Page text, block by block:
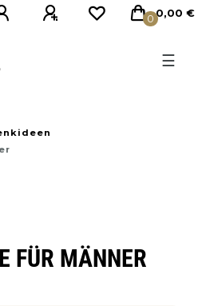
0 0,00 €
☰
FÜR MÄNNER